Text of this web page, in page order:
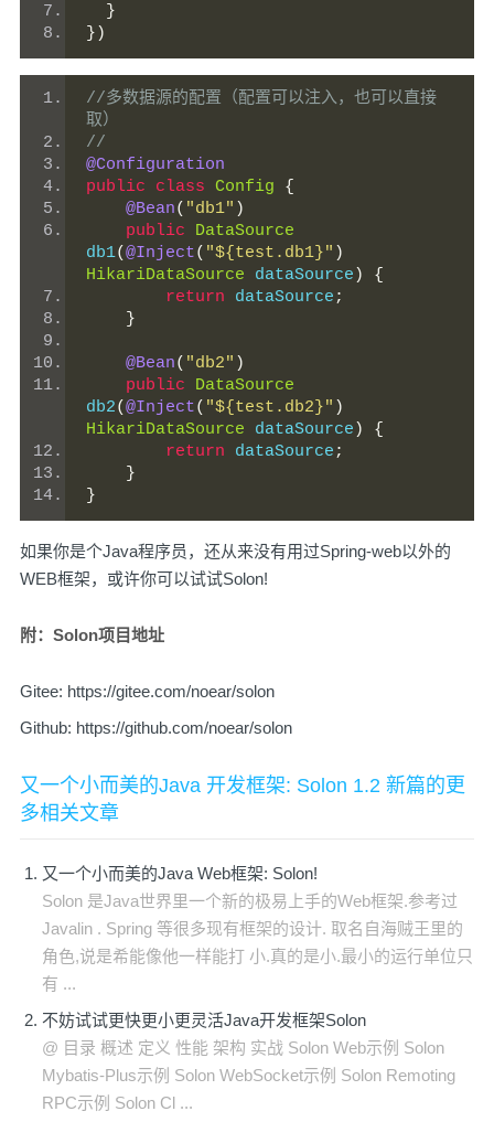
}
})
//多数据源的配置（配置可以注入，也可以直接
取）
//
@Configuration
public
class Config
{
@Bean( "db1" )
public
DataSource
db1(@Inject( "${test.db1}" )
HikariDataSource dataSource )
{
return dataSource ;
}
@Bean( "db2" )
public
DataSource
db2(@Inject( "${test.db2}" )
HikariDataSource dataSource )
{
return dataSource ;
}
}
如果你是个Java程序员，还从来没有用过Spring-web以外的
WEB框架，或许你可以试试Solon!
附：Solon项目地址
Gitee: https://gitee.com/noear/solon
Github: https://github.com/noear/solon
又一个小而美的Java 开发框架: Solon 1.2 新篇的更
多相关文章
又一个小而美的Java Web框架: Solon!
Solon 是Java世界里一个新的极易上手的Web框架.参考过
Javalin . Spring 等很多现有框架的设计. 取名自海贼王里的
角色,说是希能像他一样能打 小.真的是小.最小的运行单位只
有 ...
不妨试试更快更小更灵活Java开发框架Solon
@ 目录 概述 定义 性能 架构 实战 Solon Web示例 Solon
Mybatis-Plus示例 Solon WebSocket示例 Solon Remoting
RPC示例 Solon Cl ...